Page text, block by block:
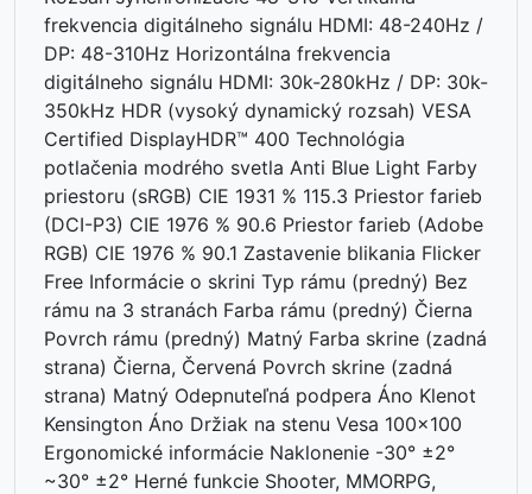
frekvencia digitálneho signálu HDMI: 48-240Hz /
DP: 48-310Hz Horizontálna frekvencia
digitálneho signálu HDMI: 30k-280kHz / DP: 30k-
350kHz HDR (vysoký dynamický rozsah) VESA
Certified DisplayHDR™ 400 Technológia
potlačenia modrého svetla Anti Blue Light Farby
priestoru (sRGB) CIE 1931 % 115.3 Priestor farieb
(DCI-P3) CIE 1976 % 90.6 Priestor farieb (Adobe
RGB) CIE 1976 % 90.1 Zastavenie blikania Flicker
Free Informácie o skrini Typ rámu (predný) Bez
rámu na 3 stranách Farba rámu (predný) Čierna
Povrch rámu (predný) Matný Farba skrine (zadná
strana) Čierna, Červená Povrch skrine (zadná
strana) Matný Odepnuteľná podpera Áno Klenot
Kensington Áno Držiak na stenu Vesa 100x100
Ergonomické informácie Naklonenie ­-30° ±2°
~30° ±2° Herné funkcie Shooter, MMORPG,